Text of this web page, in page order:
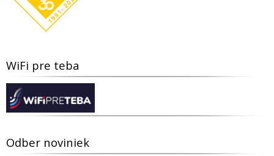
WiFi pre teba
Odber noviniek